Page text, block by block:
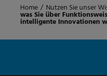
Home / Nutzen Sie unser
was Sie über
intelligente Innovationen